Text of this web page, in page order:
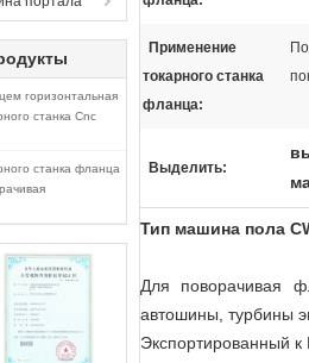
горизонтальная
станка Cnc
станка фланца
Применение
токарного станка
фланца:
Выделить:
Тип машина пола
Для поворачивая
автошины, турбины
Экспортированный